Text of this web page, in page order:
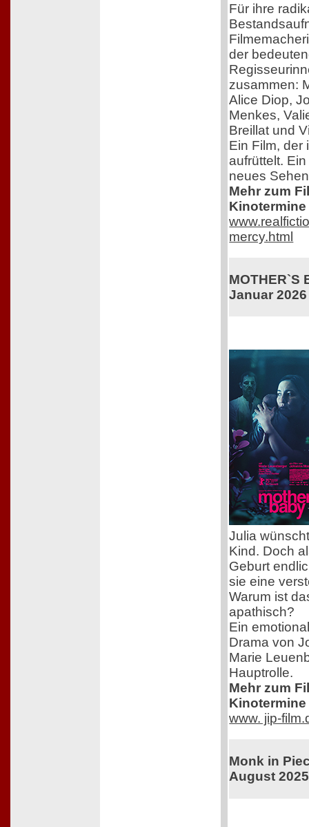
Für ihre
der
zusammen:
Alice Diop,
Menkes,
Breillat und
Ein Film, der
aufrüttelt.
neues
Mehr zum
mercy.html
MOTHER`S
Januar 2026
Julia
Kind. Doch
Geburt
sie eine
Warum ist
apathisch?
Ein
Drama von
Marie
Hauptrolle.
Mehr zum
www. jip-
Monk in
August 2025